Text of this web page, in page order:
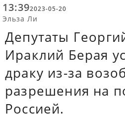
13:392023-05-20
Эльза Ли
Депутаты
Ираклий Берая
драку из-за
разрешения на
Россией.